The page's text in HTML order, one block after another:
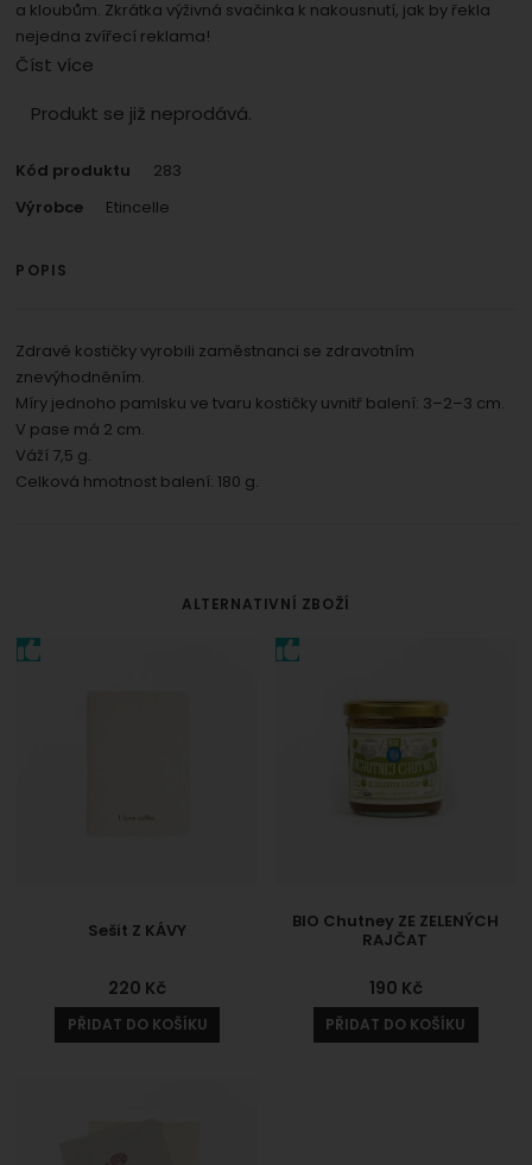
Povoleno
našich reklamních kampaní. Jejich pomocí určujeme
stránek. Data získaná pomocí těchto cookies
zpracováváme souhrnně a anonymně, takže nejsme
Marketingové
nevhodnou reklamou
Marketingové cookies používáme my nebo naši partneři,
stran.
a kloubům. Zkrátka výživná svačinka k nakousnutí, jak by řekla
nejedna zvířecí reklama!
Číst více
Produkt se již neprodává.
Kód produktu
283
Výrobce
Etincelle
POPIS
Zdravé kostičky vyrobili zaměstnanci se zdravotním
znevýhodněním.
Míry jednoho pamlsku ve tvaru kostičky uvnitř balení: 3–2–3 cm.
V pase má 2 cm.
Váží 7,5 g.
Celková hmotnost balení: 180 g.
ALTERNATIVNÍ ZBOŽÍ
Sešit Z KÁVY
220 Kč
PŘIDAT DO KOŠÍKU
BIO Chutney ZE ZELENÝCH
RAJČAT
190 Kč
PŘIDAT DO KOŠÍKU